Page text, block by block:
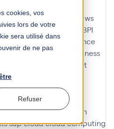
cookies, vos
lors de votre
sera utilisé dans
de ne pas
Refuser
robotiques
de gestionavantages
aws
BI big data
BPI
work Business Intelligence
automation
Business
process management
notation
cadre projet
planning
Carbon
Chief Information
sapcloudcloud computing